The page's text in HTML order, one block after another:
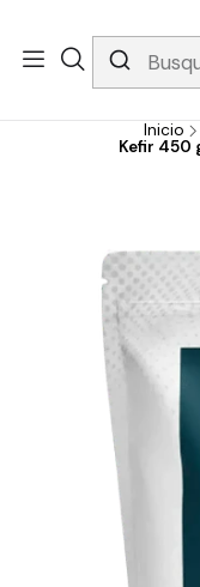
Whatsapp 3229079958/
gratis apartir de 199.000!
Inicio
Kefir 450